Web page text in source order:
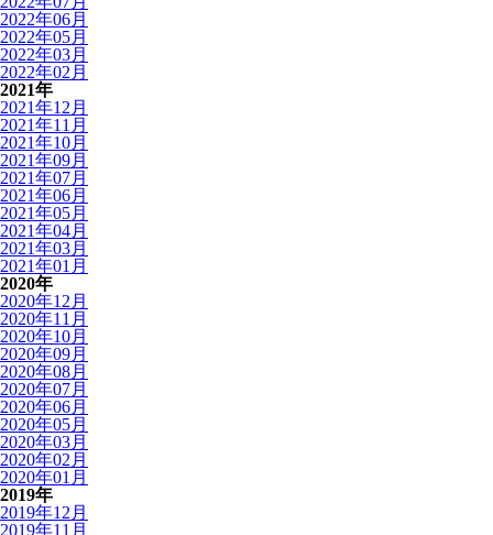
2022年06月
2022年05月
2022年03月
2022年02月
2021年
2021年12月
2021年11月
2021年10月
2021年09月
2021年07月
2021年06月
2021年05月
2021年04月
2021年03月
2021年01月
2020年
2020年12月
2020年11月
2020年10月
2020年09月
2020年08月
2020年07月
2020年06月
2020年05月
2020年03月
2020年02月
2020年01月
2019年
2019年12月
2019年11月